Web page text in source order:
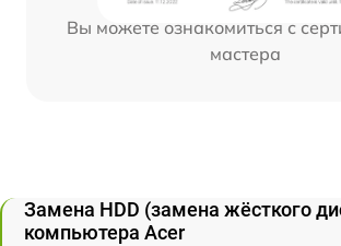
Вы можете ознакомиться с
мастера
Замена HDD (замена жёсткого
компьютера Acer